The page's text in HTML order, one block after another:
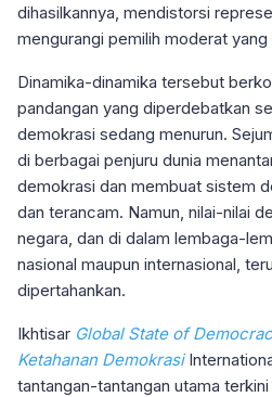
dihasilkannya, mendistorsi
mengurangi pemilih moderat yang
Dinamika-dinamika tersebut
pandangan yang diperdebatkan
demokrasi sedang menurun.
di berbagai penjuru dunia
demokrasi dan membuat sistem
dan terancam. Namun, nilai-nilai
negara, dan di dalam lembaga-
nasional maupun internasional,
dipertahankan.
Ikhtisar Global State of
Ketahanan Demokrasi
tantangan-tantangan utama